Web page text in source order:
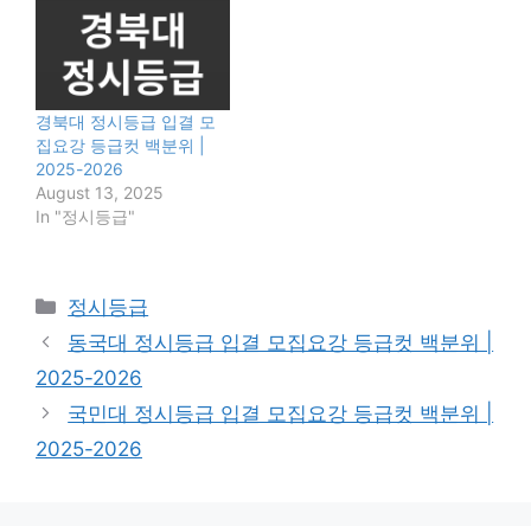
경북대 정시등급 입결 모
집요강 등급컷 백분위 |
2025-2026
August 13, 2025
In "정시등급"
Categories
정시등급
동국대 정시등급 입결 모집요강 등급컷 백분위 |
2025-2026
국민대 정시등급 입결 모집요강 등급컷 백분위 |
2025-2026